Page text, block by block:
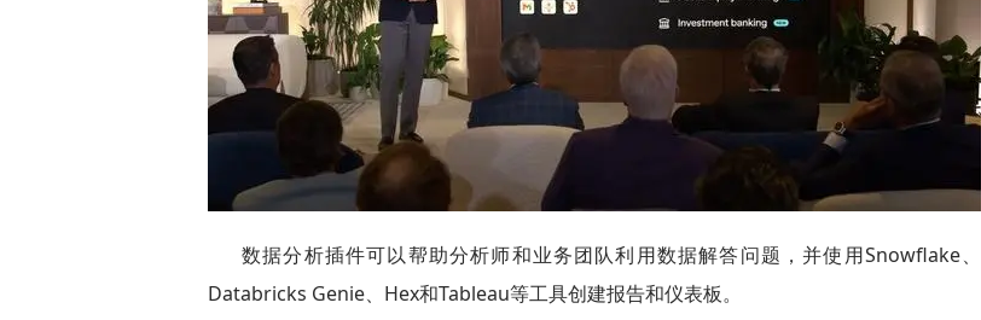
数据分析插件可以帮助分析师和业务团队利用数据解答问题，并使用Snowflake、
Databricks Genie、Hex和Tableau等工具创建报告和仪表板。